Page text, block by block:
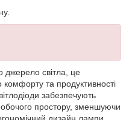
джерело світла, це
та продуктивності
забезпечують
простору, зменшуючи